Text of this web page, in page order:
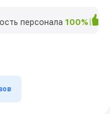
персонала 100%